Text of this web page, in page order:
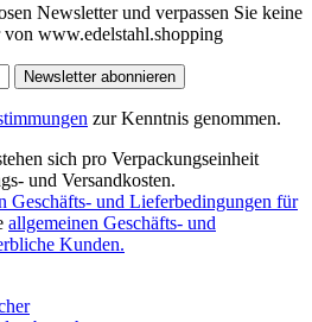
Newsletter und verpassen Sie keine
www.edelstahl.shopping
Newsletter abonnieren
zur Kenntnis genommen.
sich pro Verpackungseinheit
und Versandkosten.
Geschäfts- und Lieferbedingungen für
allgemeinen Geschäfts- und
Kunden.